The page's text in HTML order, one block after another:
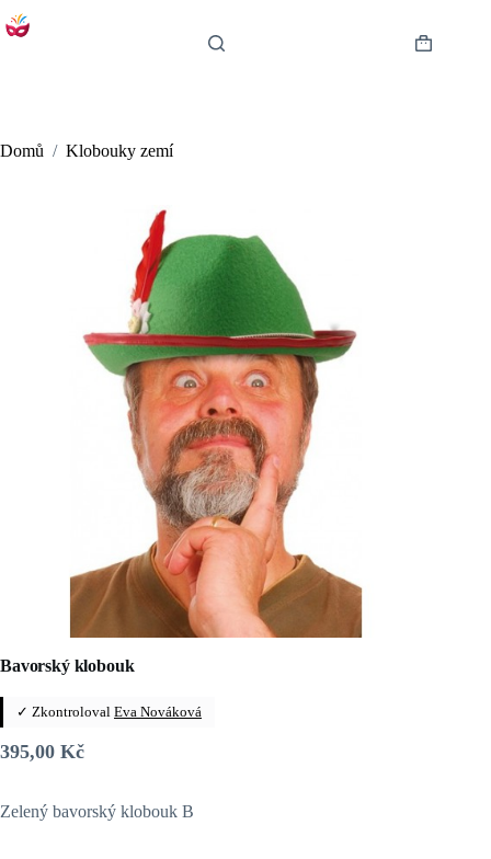
to
Shopping
Domů / Klobouky zemí
Bavorský klobouk
✓ Zkontroloval Eva Nováková
395,00 Kč
Zelený bavorský klobouk B